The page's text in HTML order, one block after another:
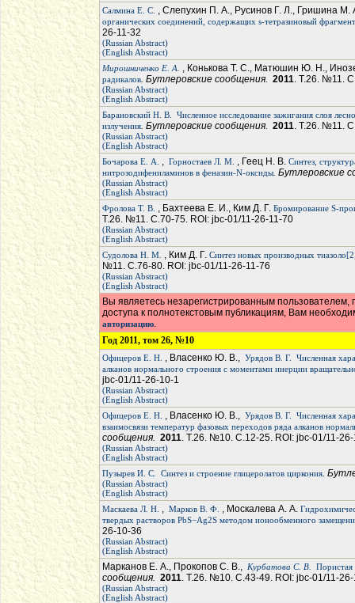
Салмина Е. С. , Слепухин П. А., Русинов Г. Л., Гришина
органических соединений, содержащих s-тетразиновый фрагмент
26-11-32
(Russian Abstract)
(English Abstract)
Мирошниченко Е. А.
, Конькова Т. С., Матюшин Ю. Н.,
радикалов. Бутлеровские сообщения. 2011. Т.26. №11.
(Russian Abstract)
(English Abstract)
Барановский Н. В.
Численное исследование зажигания слоя
излучения. Бутлеровские сообщения. 2011. Т.26. №11.
(Russian Abstract)
(English Abstract)
Бочарова Е. А.
, Горностаев Л. М. , Геец Н. В. Синтез,
нитрозодифениламинов в феназин-N-оксиды. Бутлеровские
(Russian Abstract)
(English Abstract)
Фролова Т. В. , Бахтеева Е. И., Ким Д. Г. Бромирование S-
Т.26. №11. С.70-75. ROI: jbc-01/11-26-11-70
(Russian Abstract)
(English Abstract)
Судолова Н. М. , Ким Д. Г. Синтез новых производных
№11. С.76-80. ROI: jbc-01/11-26-11-76
(Russian Abstract)
(English Abstract)
Вы являетесь незарегистрированным
доступа к полнотекстовым публикациям, Вам
авторизацию.
Год 2011, том 26, №10
Офицеров Е. Н. , Власенко Ю. В., Урядов В. Г.
Численная
алканов нормального строения с моментами инерции
jbc-01/11-26-10-1
(Russian Abstract)
(English Abstract)
Офицеров Е. Н. , Власенко Ю. В., Урядов В. Г.
Численная
взаимосвязи температур фазовых переходов ряда алканов
сообщения. 2011. Т.26. №10. С.12-25. ROI: jbc-01/11-
(Russian Abstract)
(English Abstract)
Пузырев И. С.
Синтез и строение глицеролатов циркония.
(Russian Abstract)
(English Abstract)
Маскаева Л. Н. , Марков В. Ф. , Москалева А. А.
твердых растворов PbS−Ag2S методом ионообменного
26-10-36
(Russian Abstract)
(English Abstract)
Марканов Е. А., Прокопов С. В., Курбатова С. В. Пористая
сообщения. 2011. Т.26. №10. С.43-49. ROI: jbc-01/11-
(Russian Abstract)
(English Abstract)